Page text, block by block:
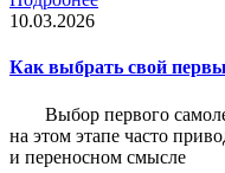
10.03.2026
Как выбрать свой
Выбор первого
на этом этапе часто
и переносном смысле